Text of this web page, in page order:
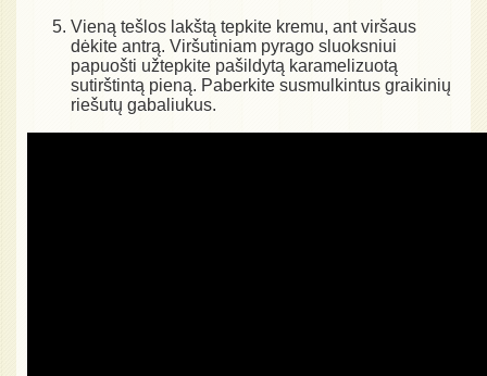
Vieną tešlos lakštą tepkite kremu, ant viršaus
dėkite antrą. Viršutiniam pyrago sluoksniui
papuošti užtepkite pašildytą karamelizuotą
sutirštintą pieną. Paberkite susmulkintus graikinių
riešutų gabaliukus.